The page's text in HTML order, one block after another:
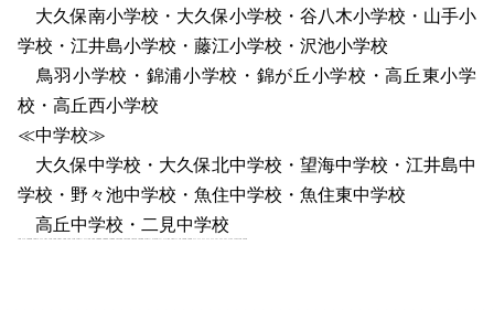
大久保南小学校・大久保小学校・谷八木小学校・山手小
学校・江井島小学校・藤江小学校・沢池小学校
鳥羽小学校・錦浦小学校・錦が丘小学校・高丘東小学
校・高丘西小学校
≪中学校≫
大久保中学校・大久保北中学校・望海中学校・江井島中
学校・野々池中学校・魚住中学校・魚住東中学校
高丘中学校・二見中学校